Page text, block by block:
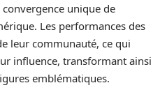
unique de
Les performances des
leur communauté, ce qui
influence, transformant ainsi
emblématiques.